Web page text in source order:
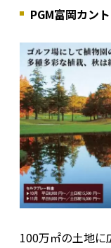
PGM富岡カン
100万㎡の土地に